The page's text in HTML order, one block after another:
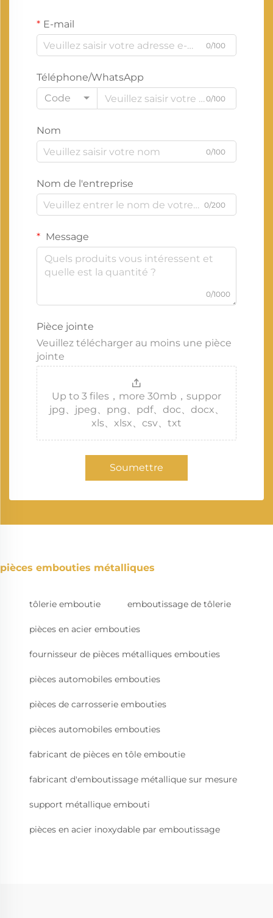
E-mail
0/100
Téléphone/WhatsApp
Code
0/100
Nom
0/100
Nom de l'entreprise
0/200
Message
0/1000
Pièce jointe
Veuillez télécharger au moins une pièce
jointe
Up to 3 files，more 30mb，suppor
jpg、jpeg、png、pdf、doc、docx、
xls、xlsx、csv、txt
Soumettre
pièces embouties métalliques
tôlerie emboutie emboutissage de tôlerie
pièces en acier embouties
fournisseur de pièces métalliques embouties
pièces automobiles embouties
pièces de carrosserie embouties
pièces automobiles embouties
fabricant de pièces en tôle emboutie
fabricant d'emboutissage métallique sur mesure
support métallique embouti
pièces en acier inoxydable par emboutissage